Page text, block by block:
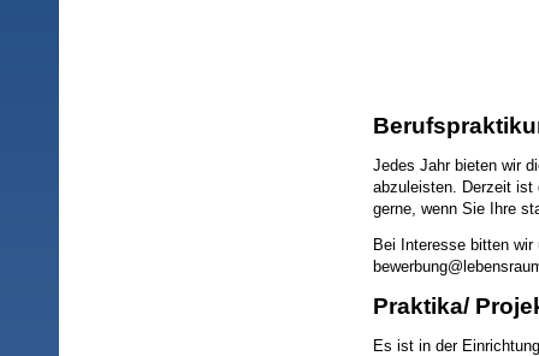
Jedes Jahr bieten wir
abzuleisten. Derzeit ist
gerne, wenn Sie Ihre
Bei Interesse bitten
Praktika/
Es ist in der